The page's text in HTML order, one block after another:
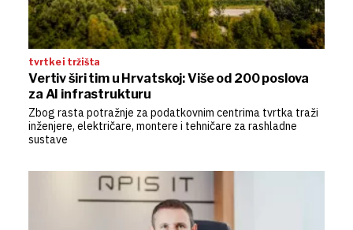
tvrtke i tržišta
Vertiv širi tim u Hrvatskoj: Više od 200 poslova
za AI infrastrukturu
Zbog rasta potražnje za podatkovnim centrima tvrtka traži
inženjere, električare, montere i tehničare za rashladne
sustave